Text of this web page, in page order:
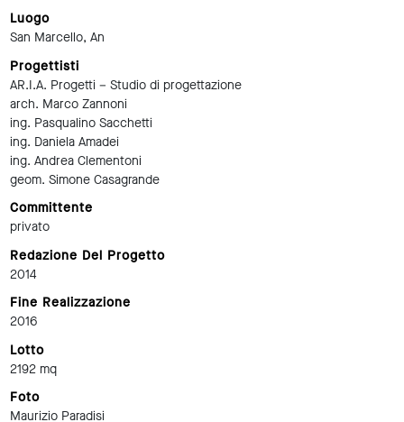
Luogo
San Marcello, An
Progettisti
AR.I.A. Progetti – Studio di progettazione
arch. Marco Zannoni
ing. Pasqualino Sacchetti
ing. Daniela Amadei
ing. Andrea Clementoni
geom. Simone Casagrande
Committente
privato
Redazione Del Progetto
2014
Fine Realizzazione
2016
Lotto
2192 mq
Foto
Maurizio Paradisi